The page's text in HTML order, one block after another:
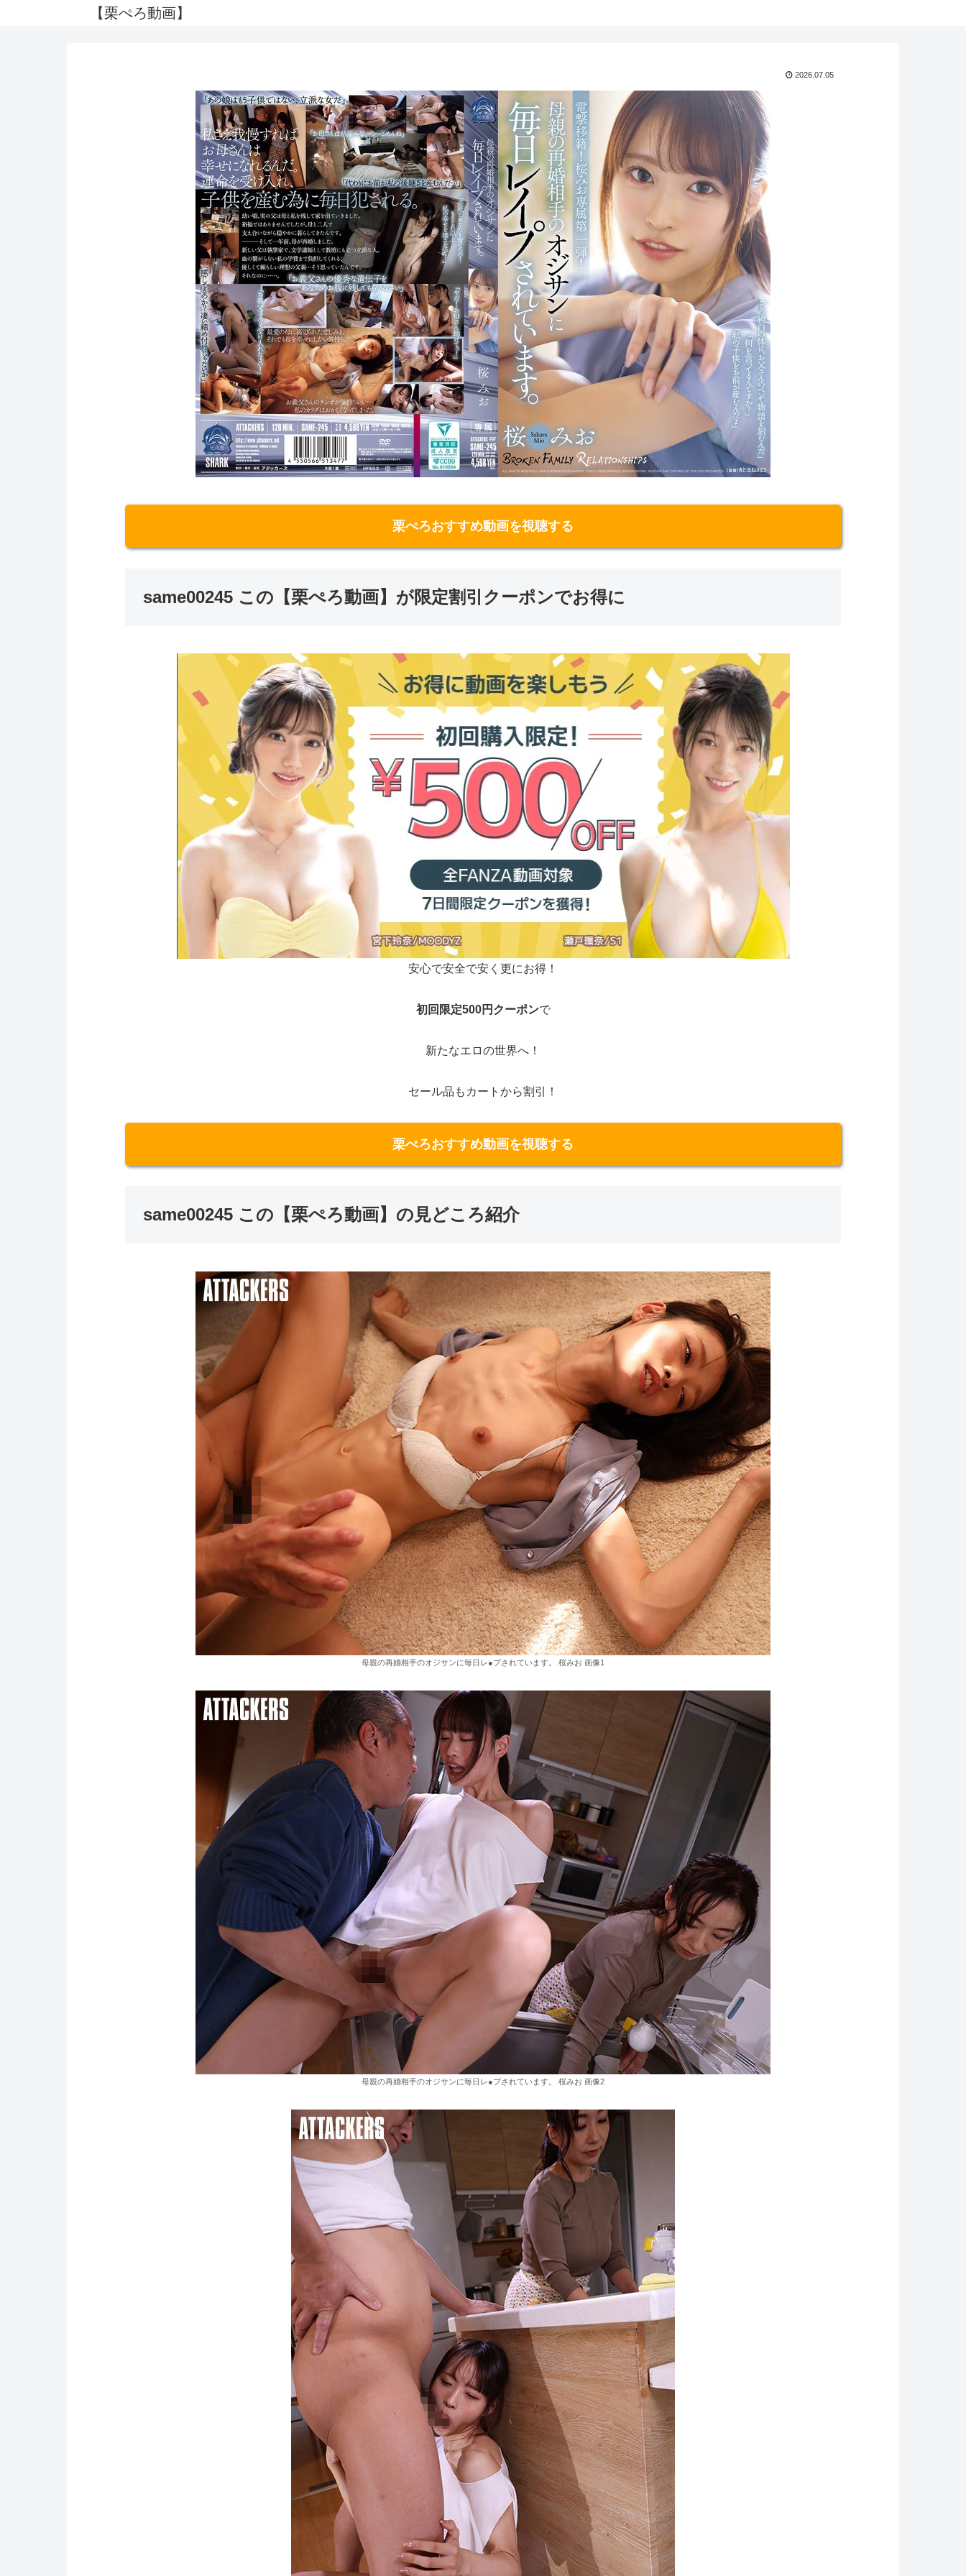
【栗ぺろ動画】
2026.07.05
栗ぺろおすすめ動画を視聴する
same00245 この【栗ぺろ動画】が限定割引クーポンでお得に
安心で安全で安く更にお得！
初回限定500円クーポンで
新たなエロの世界へ！
セール品もカートから割引！
栗ぺろおすすめ動画を視聴する
same00245 この【栗ぺろ動画】の見どころ紹介
母親の再婚相手のオジサンに毎日レ●プされています。 桜みお 画像1
母親の再婚相手のオジサンに毎日レ●プされています。 桜みお 画像2